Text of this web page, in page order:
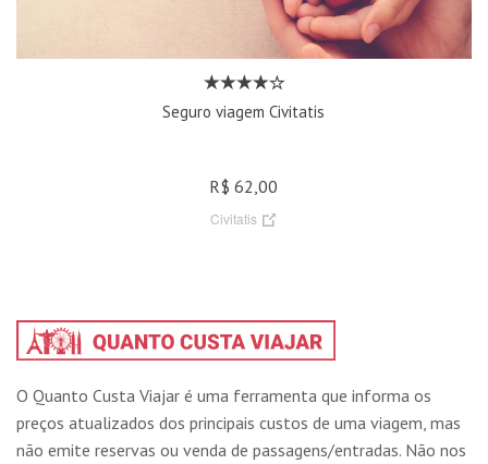
Seguro viagem Civitatis
R$ 62,00
Civitatis
O Quanto Custa Viajar é uma ferramenta que informa os
preços atualizados dos principais custos de uma viagem, mas
não emite reservas ou venda de passagens/entradas. Não nos